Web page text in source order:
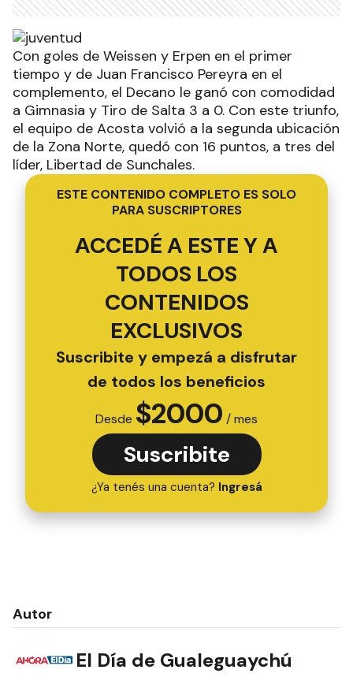
Con goles de Weissen y Erpen en el primer
tiempo y de Juan Francisco Pereyra en el
complemento, el Decano le ganó con comodidad
a Gimnasia y Tiro de Salta 3 a 0. Con este triunfo,
el equipo de Acosta volvió a la segunda ubicación
de la Zona Norte, quedó con 16 puntos, a tres del
líder, Libertad de Sunchales.
ESTE CONTENIDO COMPLETO ES SOLO
PARA SUSCRIPTORES
ACCEDÉ A ESTE Y A
TODOS LOS
CONTENIDOS
EXCLUSIVOS
Suscribite y empezá a disfrutar
de todos los beneficios
Desde $2000 / mes
Suscribite
¿Ya tenés una cuenta? Ingresá
Autor
El Día de Gualeguaychú